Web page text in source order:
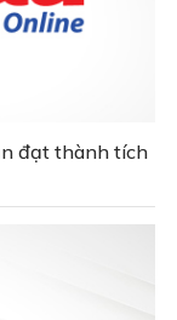
đạt thành tích